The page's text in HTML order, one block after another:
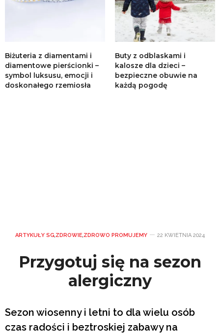
Biżuteria z diamentami i
diamentowe pierścionki –
symbol luksusu, emocji i
doskonałego rzemiosła
Buty z odblaskami i
kalosze dla dzieci –
bezpieczne obuwie na
każdą pogodę
ARTYKUŁY SG,ZDROWIE,ZDROWO PROMUJEMY 22 KWIETNIA 2024
Przygotuj się na sezon
alergiczny
Sezon wiosenny i letni to dla wielu osób
czas radości i beztroskiej zabawy na